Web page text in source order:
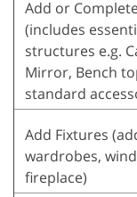
Add or
(includes
structures e.g.
Mirror, Bench
standard
Add Fixtures
wardrobes,
fireplace)